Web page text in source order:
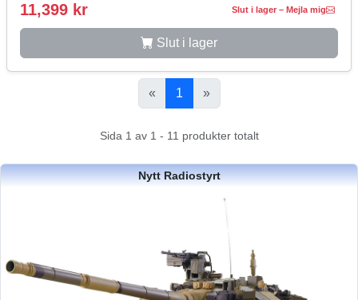
11,399 kr Slut i lager – Mejla mig
Slut i lager
« 1 »
Sida 1 av 1 - 11 produkter totalt
Nytt Radiostyrt